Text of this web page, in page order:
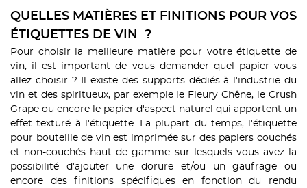
QUELLES MATIÈRES ET FINITIONS POUR VOS
ÉTIQUETTES DE VIN ?
Pour choisir la meilleure matière pour votre étiquette de
vin, il est important de vous demander quel papier vous
allez choisir ? Il existe des supports dédiés à l'industrie du
vin et des spiritueux, par exemple le Fleury Chêne, le Crush
Grape ou encore le papier d'aspect naturel qui apportent un
effet texturé à l'étiquette. La plupart du temps, l'étiquette
pour bouteille de vin est imprimée sur des papiers couchés
et non-couchés haut de gamme sur lesquels vous avez la
possibilité d'ajouter une dorure et/ou un gaufrage ou
encore des finitions spécifiques en fonction du rendu